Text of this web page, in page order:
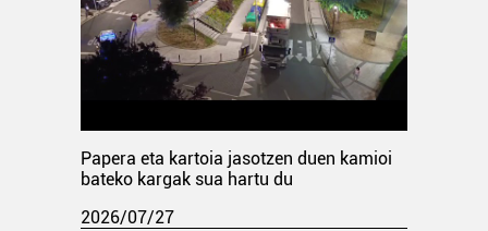
Papera eta kartoia jasotzen duen kamioi
bateko kargak sua hartu du
2026/07/27